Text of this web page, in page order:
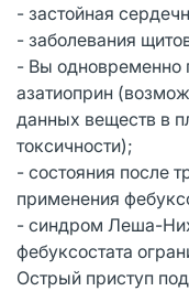
- застойная
- заболевания
- Вы одновременно
азатиоприн
данных веществ в
токсичности);
- состояния после
применения
- синдром Леша-
фебуксостата
Острый приступ